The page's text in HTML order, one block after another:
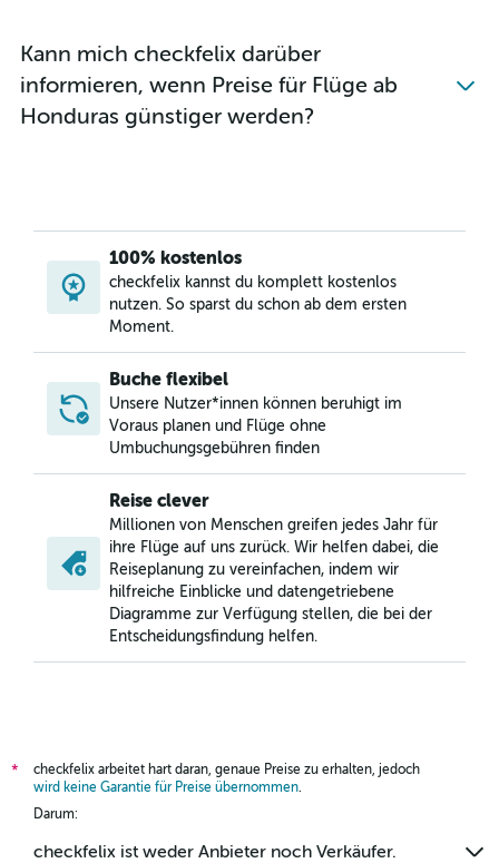
Kann mich checkfelix darüber
informieren, wenn Preise für Flüge ab
Honduras günstiger werden?
100% kostenlos
checkfelix kannst du komplett kostenlos
nutzen. So sparst du schon ab dem ersten
Moment.
Buche flexibel
Unsere Nutzer*innen können beruhigt im
Voraus planen und Flüge ohne
Umbuchungsgebühren finden
Reise clever
Millionen von Menschen greifen jedes Jahr für
ihre Flüge auf uns zurück. Wir helfen dabei, die
Reiseplanung zu vereinfachen, indem wir
hilfreiche Einblicke und datengetriebene
Diagramme zur Verfügung stellen, die bei der
Entscheidungsfindung helfen.
*
checkfelix arbeitet hart daran, genaue Preise zu erhalten, jedoch
wird keine Garantie für Preise übernommen.
Darum:
checkfelix ist weder Anbieter noch Verkäufer.